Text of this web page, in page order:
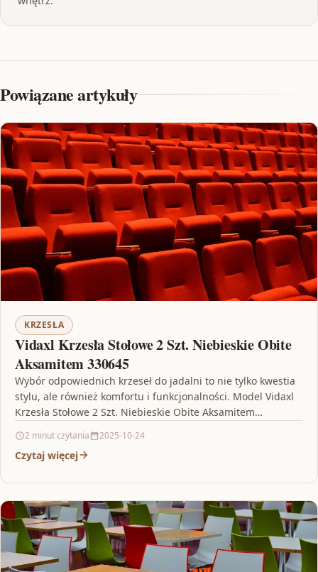
Powiązane artykuły
KRZESŁA
Vidaxl Krzesła Stołowe 2 Szt. Niebieskie Obite
Aksamitem 330645
Wybór odpowiednich krzeseł do jadalni to nie tylko kwestia
stylu, ale również komfortu i funkcjonalności. Model Vidaxl
Krzesła Stołowe 2 Szt. Niebieskie Obite Aksamitem…
2 minut czytania 2025-10-24
Czytaj więcej